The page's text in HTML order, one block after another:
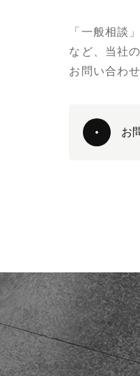
「一般相談
など、当社
お問い合わ
お